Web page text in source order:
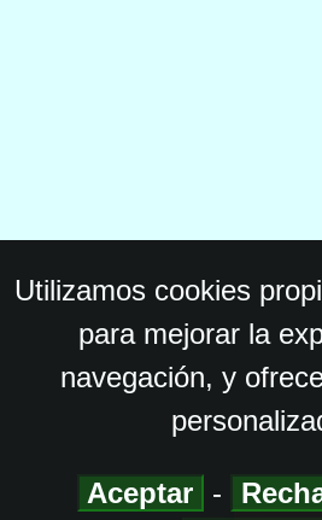
Utilizamos cookies
para mejorar la
navegación, y
Aceptar -